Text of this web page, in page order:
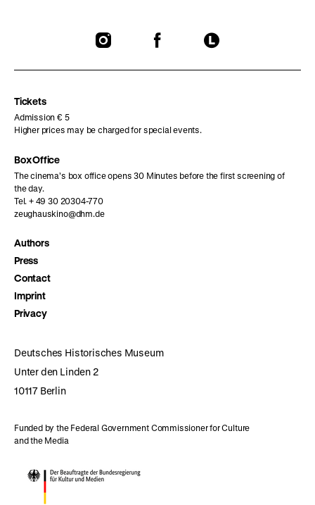
To
To
To
Tickets
Admission € 5
Higher prices may be charged for special events.
Box Office
The cinema’s box office opens 30 Minutes before the first screening of
the day.
Tel. + 49 30 20304-770
zeughauskino@dhm.de
Authors
Press
Contact
Imprint
Privacy
Deutsches Historisches Museum
Unter den Linden 2
10117 Berlin
Funded by the Federal Government Commissioner for Culture
and the Media